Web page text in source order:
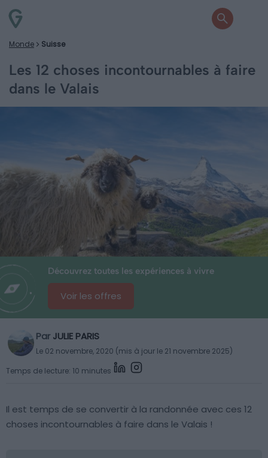
Monde Suisse
Les 12 choses incontournables à faire
dans le Valais
Découvrez toutes les expériences à vivre
Voir les offres
Par JULIE PARIS
Le 02 novembre, 2020 (mis à jour le 21 novembre 2025)
Temps de lecture: 10 minutes
Il est temps de se convertir à la randonnée avec ces 12
choses incontournables à faire dans le Valais !